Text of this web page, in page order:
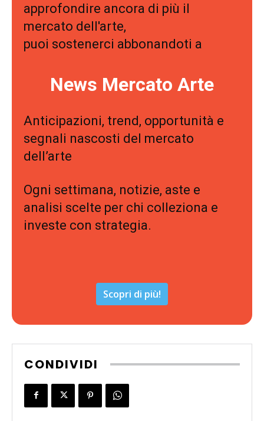
approfondire ancora di più il
mercato dell'arte,
puoi sostenerci abbonandoti a
News Mercato Arte
Anticipazioni, trend, opportunità e
segnali nascosti del mercato
dell’arte
Ogni settimana, notizie, aste e
analisi scelte per chi colleziona e
investe con strategia.
Scopri di più!
CONDIVIDI